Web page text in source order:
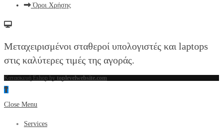
Όροι Χρήσης
Μεταχειρισμένοι σταθεροί υπολογιστές και laptops
στις καλύτερες τιμές της αγοράς.
Κατασκευή Eshop by toplevelwebsite.com
Close Menu
Services